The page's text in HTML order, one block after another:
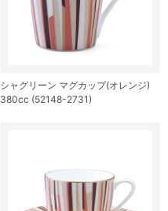
シャグリーン マグカップ(オレンジ)
380cc (52148-2731)